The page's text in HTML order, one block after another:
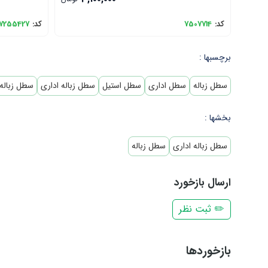
کد: 7507714 کد:
برچسبها :
سطل زباله سطل اداری سطل استیل سطل زباله اداری سطل
بخشها :
سطل زباله اداری سطل زباله
ارسال بازخورد
✏️ ثبت نظر
بازخوردها